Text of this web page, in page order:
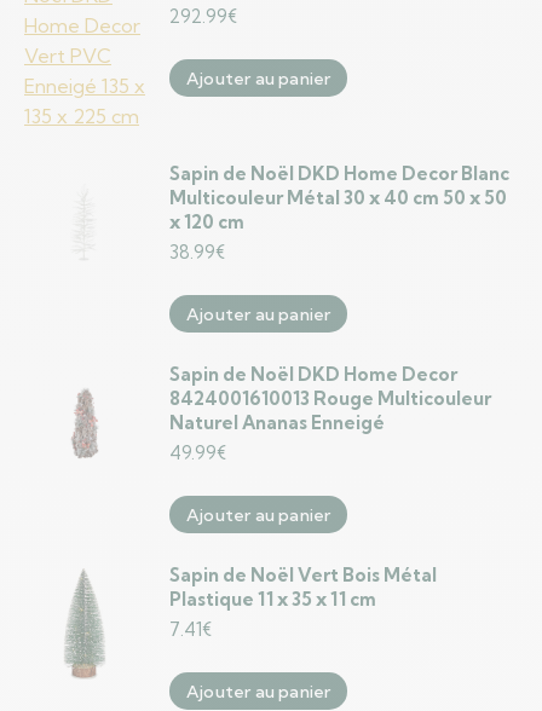
292.99€
Ajouter au panier
Sapin de Noël DKD Home Decor Blanc
Multicouleur Métal 30 x 40 cm 50 x 50
x 120 cm
38.99€
Ajouter au panier
Sapin de Noël DKD Home Decor
8424001610013 Rouge Multicouleur
Naturel Ananas Enneigé
49.99€
Ajouter au panier
Sapin de Noël Vert Bois Métal
Plastique 11 x 35 x 11 cm
7.41€
Ajouter au panier